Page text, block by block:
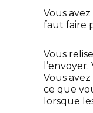
Vous
faut faire
Vous
Vous
ce que
lorsque